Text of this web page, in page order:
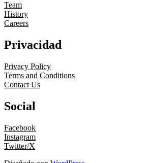
Team
History
Careers
Privacidad
Privacy Policy
Terms and Conditions
Contact Us
Social
Facebook
Instagram
Twitter/X